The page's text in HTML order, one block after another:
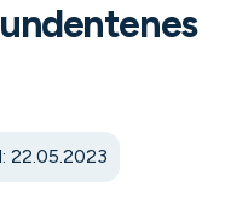
22.05.2023